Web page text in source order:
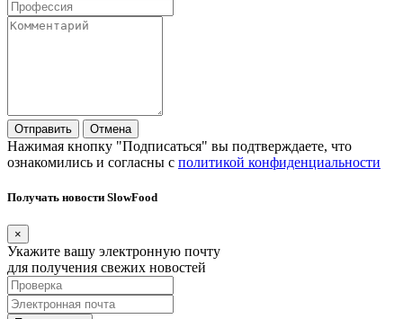
Отправить Отмена
Нажимая кнопку "Подписаться" вы подтверждаете, что
ознакомились и согласны с политикой конфиденциальности
Получать новости SlowFood
×
Укажите вашу электронную почту
для получения свежих новостей